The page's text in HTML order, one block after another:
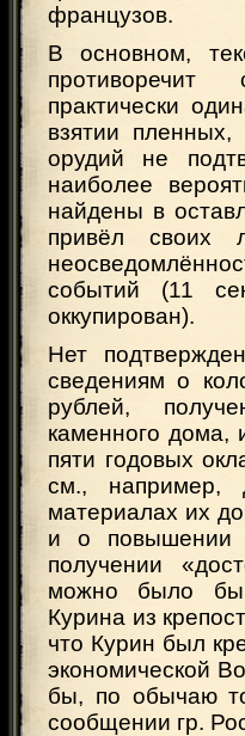
французов.
В основном,
противоречит
практически
взятии
орудий не
наиболее
найдены в
привёл своих
событий (11
оккупирован).
Нет
сведениям о
рублей,
каменного дома,
пяти годовых
см., например,
материалах их
и о повышении
получении
можно было бы
Курина из
что Курин был
экономической
бы, по обычаю
сообщении гр.